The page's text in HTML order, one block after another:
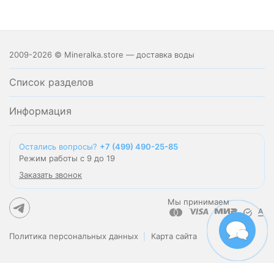
2009-2026 © Mineralka.store — доставка воды
Список разделов
Информация
Остались вопросы? +7 (499) 490-25-85
Режим работы с 9 до 19
Заказать звонок
Мы принимаем
Политика персональных данных Карта сайта